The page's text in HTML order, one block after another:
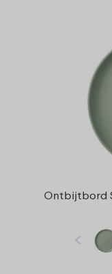
Ontbijtbord